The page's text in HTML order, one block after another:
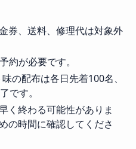
券、送料、修理代は対象外
約が必要です。
の配布は各日先着100名、
です。
く終わる可能性がありま
の時間に確認してくださ